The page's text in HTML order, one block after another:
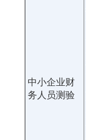
中小企业财
务人员测验